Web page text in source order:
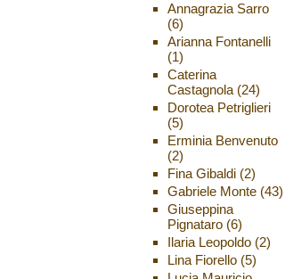
Annagrazia Sarro
(6)
Arianna Fontanelli
(1)
Caterina
Castagnola(24)
Dorotea Petriglieri
(5)
Erminia Benvenuto
(2)
Fina Gibaldi(2)
Gabriele Monte(43)
Giuseppina
Pignataro(6)
Ilaria Leopoldo(2)
Lina Fiorello(5)